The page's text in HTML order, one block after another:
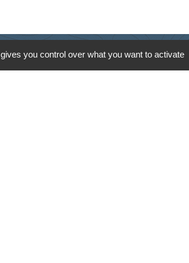
Contacts
you control over what you want to activate